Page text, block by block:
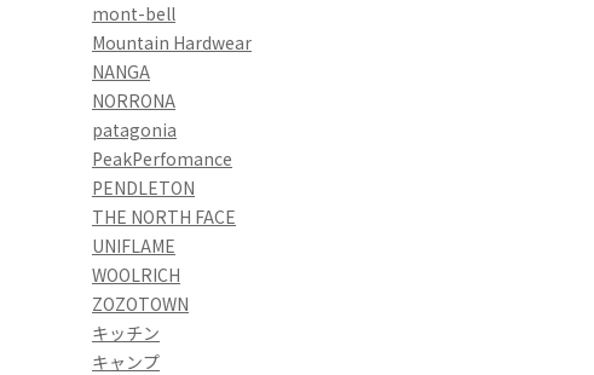
mont-bell
Mountain Hardwear
NANGA
NORRONA
patagonia
PeakPerfomance
PENDLETON
THE NORTH FACE
UNIFLAME
WOOLRICH
ZOZOTOWN
キッチン
キャンプ